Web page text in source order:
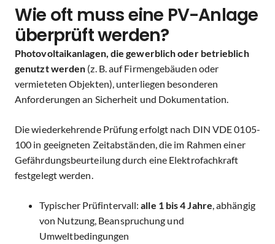
Wie oft muss eine PV-Anlage
überprüft werden?
Photovoltaikanlagen, diegewerblich oder betrieblich
genutztwerden (z. B. auf Firmengebäuden oder
vermieteten Objekten), unterliegen besonderen
Anforderungen an Sicherheit und Dokumentation.
Die wiederkehrende Prüfung erfolgt nach DIN VDE 0105-
100 in geeigneten Zeitabständen , die im Rahmen einer
Gefährdungsbeurteilungdurch eine Elektrofachkraft
festgelegt werden.
Typischer Prüfintervall:alle 1 bis 4 Jahre , abhängig
von Nutzung, Beanspruchung und
Umweltbedingungen